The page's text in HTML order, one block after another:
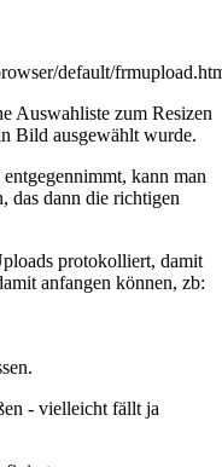
default/
Auswahliste zum Resizen
Bild ausgewählt wurde.
kann man
das dann die richtigen
protokolliert, damit
anfangen können, zb:
- vielleicht fällt ja